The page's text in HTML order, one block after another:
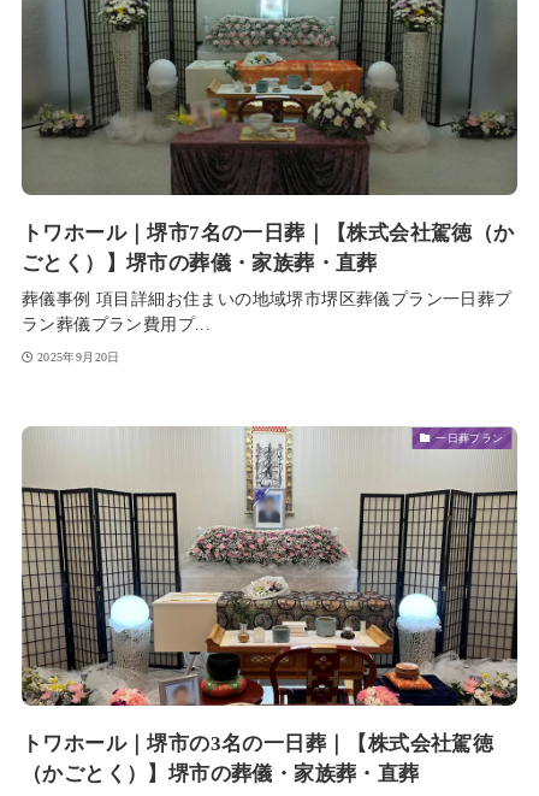
トワホール｜堺市7名の一日葬｜【株式会社駕徳（か
ごとく）】堺市の葬儀・家族葬・直葬
葬儀事例 項目詳細お住まいの地域堺市堺区葬儀プラン一日葬プ
ラン葬儀プラン費用プ...
2025年9月20日
一日葬プラン
トワホール｜堺市の3名の一日葬｜【株式会社駕徳
（かごとく）】堺市の葬儀・家族葬・直葬